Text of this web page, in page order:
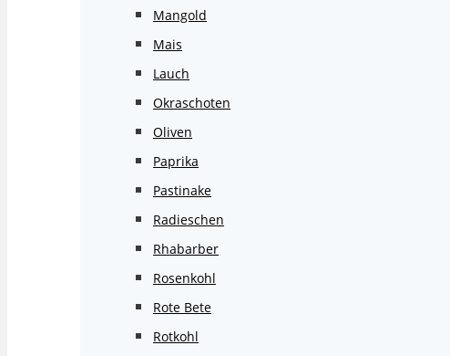
Mangold
Mais
Lauch
Okraschoten
Oliven
Paprika
Pastinake
Radieschen
Rhabarber
Rosenkohl
Rote Bete
Rotkohl